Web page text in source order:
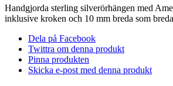
Handgjorda sterling silverörhängen med
inklusive kroken och 10 mm breda som
Dela på Facebook
Twittra om denna produkt
Pinna produkten
Skicka e-post med denna produkt